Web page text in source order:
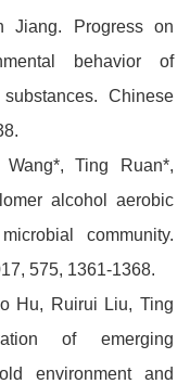
Jiang. Progress on
behavior of
Chinese
Ting Ruan*,
alcohol aerobic
community.
575, 1361-1368.
Hu, Ruirui Liu, Ting
of emerging
environment and